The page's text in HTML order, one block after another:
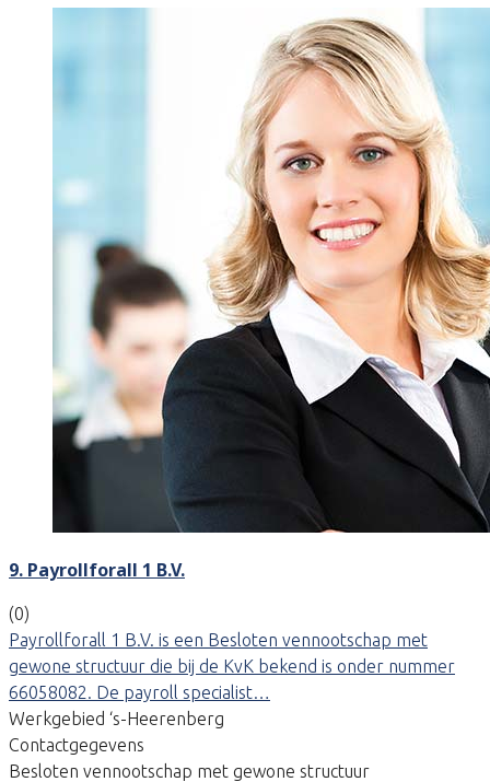
9. Payrollforall 1 B.V.
(0)
Payrollforall 1 B.V. is een Besloten vennootschap met
gewone structuur die bij de KvK bekend is onder nummer
66058082. De payroll specialist…
Werkgebied ‘s-Heerenberg
Contactgegevens
Besloten vennootschap met gewone structuur